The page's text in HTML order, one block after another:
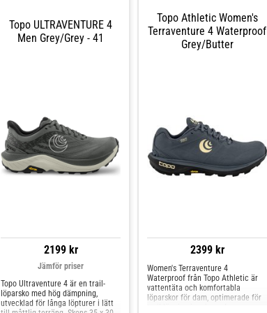
Vibram® XS Trek EVO ger bra
grepp och slitstyrka på olika
underlag, vilket gör den lämplig för
hållbarhet och stöd i områden som
utsätts för hög belastning.
Yttersulan i Vibram® XS Trek EVO
ger bra grepp och slitstyrka på
Topo ULTRAVENTURE 4
Men Grey/Grey - 41
2199 kr
Jämför priser
Topo Ultraventure 4 är en trail-
löparsko med hög dämpning,
utvecklad för långa löpturer i lätt
Topo Athletic Women's
Terraventure 4 Waterproof
Grey/butter
2399 kr
Women's Terraventure 4
Waterproof från Topo Athletic är
vattentäta och komfortabla
löparskor för dam, optimerade för